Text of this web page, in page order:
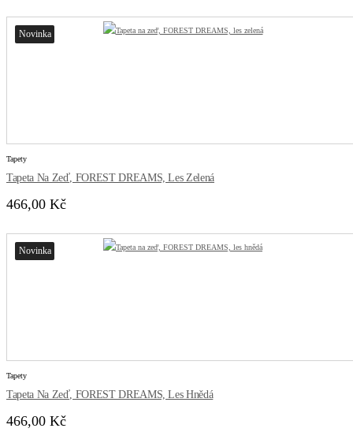
Novinka
Tapety
Tapeta Na Zeď, FOREST DREAMS, Les Zelená
466,00 Kč
Novinka
Tapety
Tapeta Na Zeď, FOREST DREAMS, Les Hnědá
466,00 Kč